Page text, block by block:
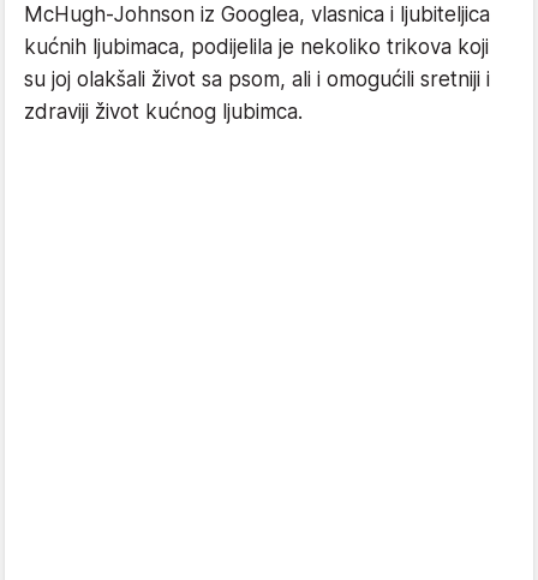
McHugh-Johnson iz Googlea, vlasnica i ljubiteljica
kućnih ljubimaca, podijelila je nekoliko trikova koji
su joj olakšali život sa psom, ali i omogućili sretniji i
zdraviji život kućnog ljubimca.